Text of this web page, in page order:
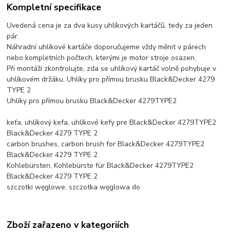
Kompletní specifikace
Uvedená cena je za dva kusy uhlíkových kartáčů, tedy za jeden
pár.
Náhradní uhlíkové kartáče doporučujeme vždy měnit v párech
nebo kompletních počtech, kterými je motor stroje osazen.
Při montáži zkontrolujte, zda se uhlíkový kartáč volně pohybuje v
uhlíkovém držáku. Uhlíky pro přímou brusku Black&Decker 4279
TYPE 2
Uhlíky pro přímou brusku Black&Decker 4279TYPE2
kefa, uhlíkový kefa, uhlíkové kefy pre Black&Decker 4279TYPE2
Black&Decker 4279 TYPE 2
carbon brushes, carbon brush for Black&Decker 4279TYPE2
Black&Decker 4279 TYPE 2
Kohlebürsten, Kohlebürste für Black&Decker 4279TYPE2
Black&Decker 4279 TYPE 2
szczotki węglowe, szczotka węglowa do
Zboží zařazeno v kategoriích